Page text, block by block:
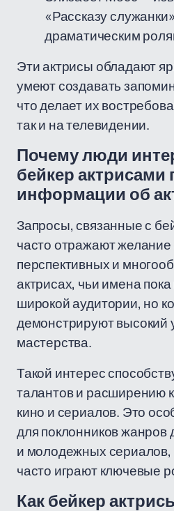
«Рассказу
драматическим
Эти актрисы обладают
умеют создавать
что делает их
так и на телевидении.
Почему люди
бейкер актрисами
информации об
Запросы, связанные с
часто отражают желание
перспективных и
актрисах, чьи имена
широкой аудитории, но
демонстрируют высокий
мастерства.
Такой интерес
талантов и расширению
кино и сериалов. Это
для поклонников
и молодежных сериалов,
часто играют ключевые
Как бейкер